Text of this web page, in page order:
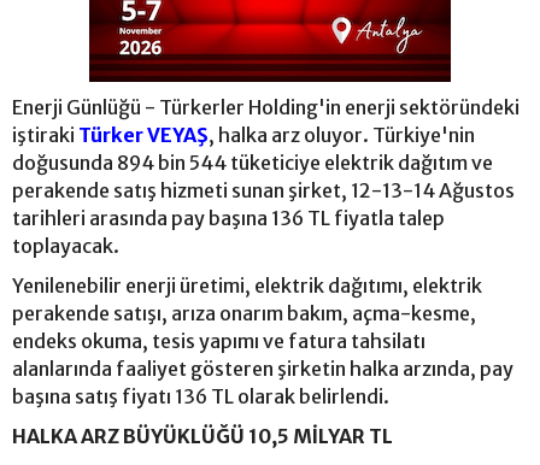
Enerji Günlüğü - Türkerler Holding'in enerji sektöründeki
iştiraki Türker VEYAŞ, halka arz oluyor. Türkiye'nin
doğusunda 894 bin 544 tüketiciye elektrik dağıtım ve
perakende satış hizmeti sunan şirket, 12-13-14 Ağustos
tarihleri arasında pay başına 136 TL fiyatla talep
toplayacak.
Yenilenebilir enerji üretimi, elektrik dağıtımı, elektrik
perakende satışı, arıza onarım bakım, açma-kesme,
endeks okuma, tesis yapımı ve fatura tahsilatı
alanlarında faaliyet gösteren şirketin halka arzında, pay
başına satış fiyatı 136 TL olarak belirlendi.
HALKA ARZ BÜYÜKLÜĞÜ 10,5 MİLYAR TL